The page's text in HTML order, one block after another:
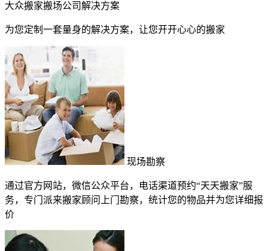
大众搬家搬场公司解决方案
为您定制一套量身的解决方案，让您开开心心的搬家
现场勘察
通过官方网站，微信公众平台，电话渠道预约“天天搬家”服
务，专门派来搬家顾问上门勘察，统计您的物品并为您详细报
价